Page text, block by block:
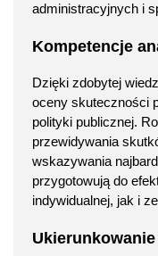
administracyjnych i
Kompetencje
Dzięki zdobytej
oceny skuteczności
polityki publicznej.
przewidywania
wskazywania
przygotowują do
indywidualnej, jak i